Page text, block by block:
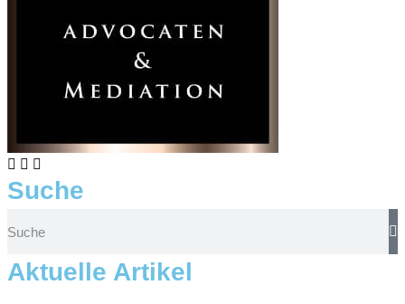
Suche
Aktuelle Artikel